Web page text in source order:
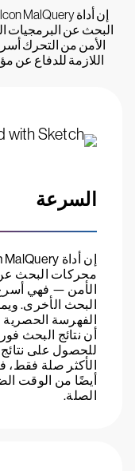
البحث عن البرمجيات
الأمن من التحرك
اللازمة للدفاع عن
السرعة
محركات البحث عن
البحث الأخرى.
الفهرسة
أن نتائج البحث
للحصول على نتائج
أيضًا من الوقت
الصلة.